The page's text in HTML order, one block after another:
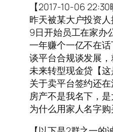
【2017-10-06
昨天被某大户投资
9日开始员工在家办
一年赚个一亿不在
谈平台合规谈发展
未来转型现金贷【这
关于卖平台签约还在
房产不是我名下，
为什么用家人名字